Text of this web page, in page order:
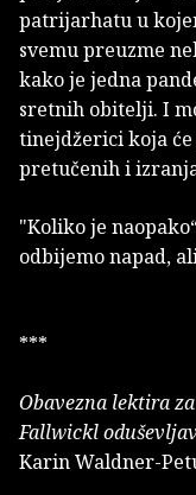
patrijarhatu u
svemu preuzme
kako je jedna
sretnih obitelji. I
tinejdžerici koja
pretučenih i
"Koliko je
odbijemo napad,
***
Obavezna lektira
Fallwickl
Karin Waldner-